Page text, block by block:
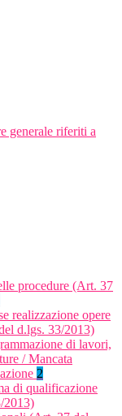
generale riferiti a
procedure (Art. 37
realizzazione opere
d.lgs. 33/2013)
di lavori,
/ Mancata
2
di qualificazione
2013)